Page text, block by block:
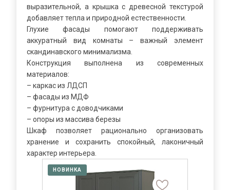
выразительной, а крышка с древесной текстурой
добавляет тепла и природной естественности.
Глухие фасады помогают поддерживать
аккуратный вид комнаты – важный элемент
скандинавского минимализма.
Конструкция выполнена из современных
материалов:
– каркас из ЛДСП
– фасады из МДФ
– фурнитура с доводчиками
– опоры из массива березы
Шкаф позволяет рационально организовать
хранение и сохранить спокойный, лаконичный
характер интерьера.
НОВИНКА